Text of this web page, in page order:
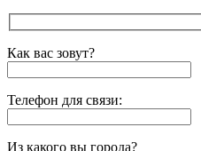
Как вас зовут?
Телефон для связи:
Из какого вы города?